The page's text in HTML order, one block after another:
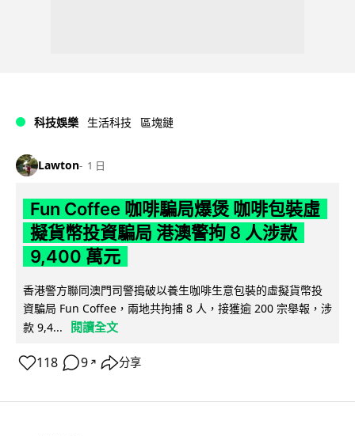
科技娛樂 生活科技 區塊鏈
Lawton 1 日
Fun Coffee 咖啡騙局爆煲 咖啡包裝虛
擬貨幣投資騙局 港澳警拘 8 人涉款
9,400 萬元
香港警方聯同澳門司警搗破以養生咖啡生意包裝的虛擬貨幣投
資騙局 Fun Coffee，兩地共拘捕 8 人，接獲逾 200 宗舉報，涉
款 9,4...
閱讀全文
118 9 ↗ 分享